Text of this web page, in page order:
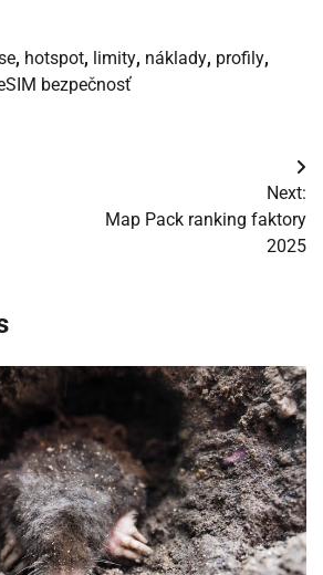
, hotspot, limity, náklady, profily,
bezpečnosť
Next:
Map Pack ranking faktory
2025